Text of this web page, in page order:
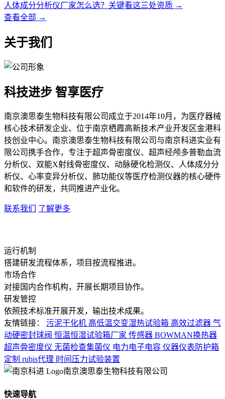
人体成分分析仪厂家怎么选？关键看这三处资质 →
查看全部 →
关于我们
科技进步 智享医疗
南京澳思泰生物科技有限公司成立于2014年10月，为医疗器械
核心技术研发企业、位于南京栖霞高新技术产业开发区金港科
技创业中心。南京澳思泰生物科技有限公司与南京科进实业有
限公司携手合作，专注于超声骨密度仪、超声经颅多普勒血流
分析仪、双能X射线骨密度仪、动脉硬化检测仪、人体成分分
析仪、心率变异分析仪、肺功能仪等医疗检测仪器的核心硬件
和软件的研发，共同推进产业化。
联系我们 了解更多
运行机制
搭建研发流程体系，项目按流程推进。
市场合作
对接国内合作机构，开展长期项目协作。
研发管控
依照技术标准开展开发，输出技术成果。
友情链接：
污泥干化机 高低温交变湿热试验箱 高效过滤器 气
动硬密封球阀 恒温恒湿试验箱厂家 传感器 BOWMAN换热器
超声骨密度仪 无菌检查集菌仪 电力电子电容 仪器仪表防护箱
定制 rubis代理 时间压力试验装置
南京澳思泰生物科技有限公司
快速导航